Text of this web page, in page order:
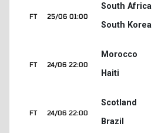
25/06 01:00
FT
South Africa
South Korea
24/06 22:00
FT
Morocco
Haiti
24/06 22:00
FT
Scotland
Brazil